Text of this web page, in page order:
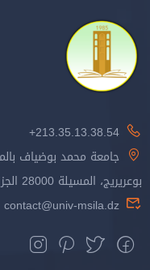
213.35.13.38.54+
جامعة محمد بوضياف
بوعريريج، المسيلة 28000 الجزائر
contact@univ-msila.dz